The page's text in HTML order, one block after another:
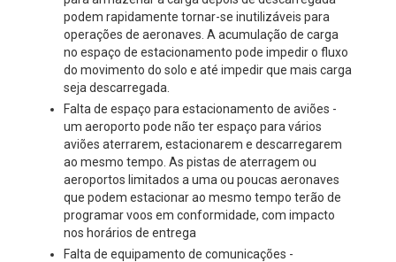
podem rapidamente tornar-se inutilizáveis para
operações de aeronaves. A acumulação de carga
no espaço de estacionamento pode impedir o fluxo
do movimento do solo e até impedir que mais carga
seja descarregada.
Falta de espaço para estacionamento de aviões -
um aeroporto pode não ter espaço para vários
aviões aterrarem, estacionarem e descarregarem
ao mesmo tempo. As pistas de aterragem ou
aeroportos limitados a uma ou poucas aeronaves
que podem estacionar ao mesmo tempo terão de
programar voos em conformidade, com impacto
nos horários de entrega
Falta de equipamento de comunicações -